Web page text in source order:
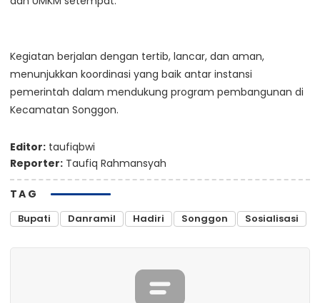
Kegiatan berjalan dengan tertib, lancar, dan aman,
menunjukkan koordinasi yang baik antar instansi
pemerintah dalam mendukung program pembangunan di
Kecamatan Songgon.
Editor: taufiqbwi
Reporter: Taufiq Rahmansyah
TAG
Bupati Danramil Hadiri Songgon Sosialisasi